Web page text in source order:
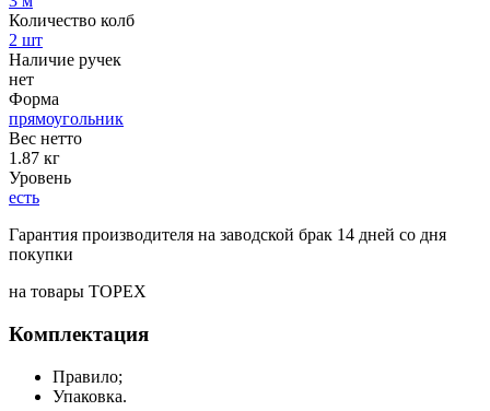
Количество колб
2 шт
Наличие ручек
нет
Форма
прямоугольник
Вес нетто
1.87 кг
Уровень
есть
Гарантия производителя на заводской брак 14 дней со дня
покупки
на товары TOPEX
Комплектация
Правило;
Упаковка.